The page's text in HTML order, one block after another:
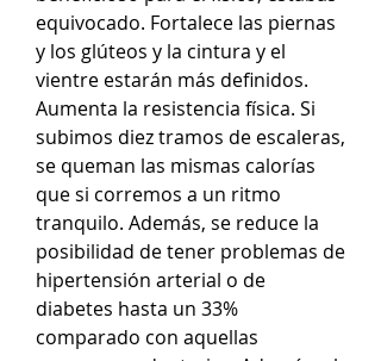
equivocado. Fortalece las piernas
y los glúteos y la cintura y el
vientre estarán más definidos.
Aumenta la resistencia física. Si
subimos diez tramos de escaleras,
se queman las mismas calorías
que si corremos a un ritmo
tranquilo. Además, se reduce la
posibilidad de tener problemas de
hipertensión arterial o de
diabetes hasta un 33%
comparado con aquellas